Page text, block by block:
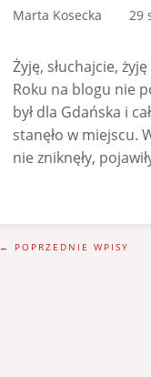
Marta Kosecka 29
Żyję, słuchajcie, żyję
Roku na blogu nie
był dla Gdańska i
stanęło w miejscu.
nie zniknęły,
← POPRZEDNIE WPISY